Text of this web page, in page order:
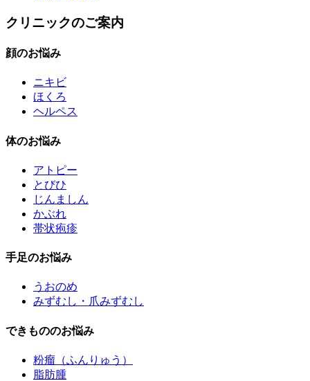
クリニックのご案内
顔のお悩み
ニキビ
ほくろ
ヘルペス
体のお悩み
アトピー
とびひ
じんましん
かぶれ
帯状疱疹
手足のお悩み
うおのめ
みずむし・爪みずむし
できもののお悩み
粉瘤（ふんりゅう）
脂肪腫